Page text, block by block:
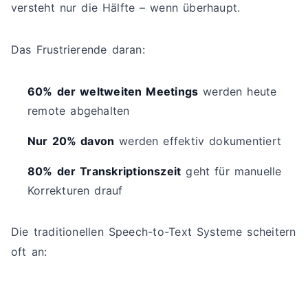
versteht nur die Hälfte – wenn überhaupt.
Das Frustrierende daran:
60% der weltweiten Meetings werden heute
remote abgehalten
Nur 20% davon werden effektiv dokumentiert
80% der Transkriptionszeit geht für manuelle
Korrekturen drauf
Die traditionellen Speech-to-Text Systeme scheitern
oft an: